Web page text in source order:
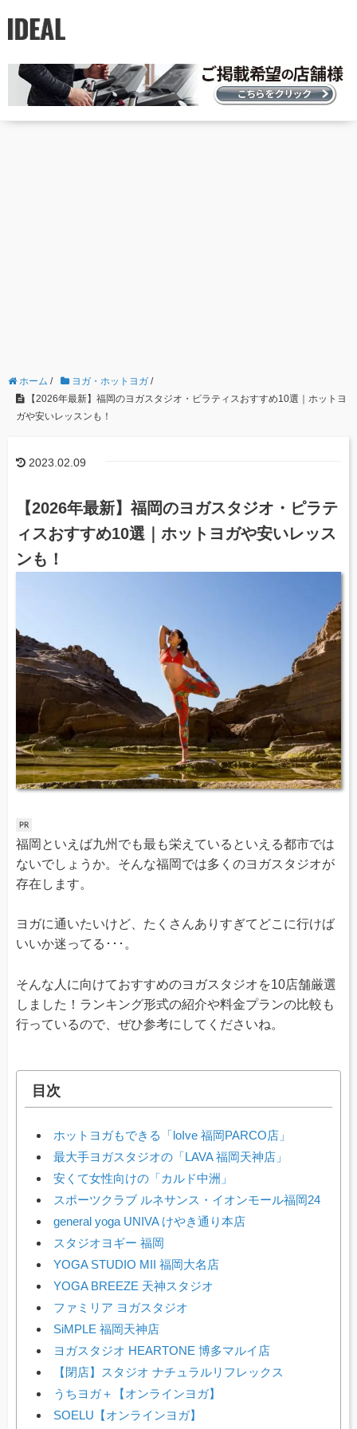
ホーム / ヨガ・ホットヨガ /
【2026年最新】福岡のヨガスタジオ・ピラティスおすすめ10選｜ホットヨ
ガや安いレッスンも！
2023.02.09
【2026年最新】福岡のヨガスタジオ・ピラテ
ィスおすすめ10選｜ホットヨガや安いレッス
ンも！
福岡といえば九州でも最も栄えているといえる都市では
ないでしょうか。そんな福岡では多くのヨガスタジオが
存在します。
ヨガに通いたいけど、たくさんありすぎてどこに行けば
いいか迷ってる･･･。
そんな人に向けておすすめのヨガスタジオを10店舗厳選
しました！ランキング形式の紹介や料金プランの比較も
行っているので、ぜひ参考にしてくださいね。
目次
ホットヨガもできる「loIve 福岡PARCO店」
最大手ヨガスタジオの「LAVA 福岡天神店」
安くて女性向けの「カルド中洲」
スポーツクラブ ルネサンス・イオンモール福岡24
general yoga UNIVA けやき通り本店
スタジオヨギー 福岡
YOGA STUDIO MII 福岡大名店
YOGA BREEZE 天神スタジオ
ファミリア ヨガスタジオ
SiMPLE 福岡天神店
ヨガスタジオ HEARTONE 博多マルイ店
【閉店】スタジオ ナチュラルリフレックス
うちヨガ＋【オンラインヨガ】
SOELU【オンラインヨガ】